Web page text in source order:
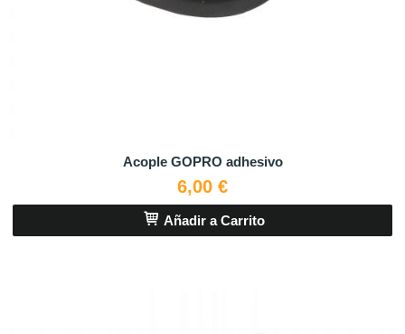
Acople GOPRO adhesivo
6,00 €
Añadir a Carrito